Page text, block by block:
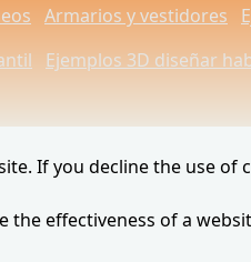
Armarios y vestidores
Ejemplos 3D diseñar
If you decline the use
the effectiveness of a